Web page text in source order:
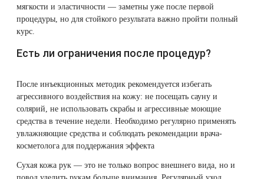
мягкости и эластичности — заметны уже после первой
процедуры, но для стойкого результата важно пройти полный
курс.
Есть ли ограничения после процедур?
После инъекционных методик рекомендуется избегать
агрессивного воздействия на кожу: не посещать сауну и
солярий, не использовать скрабы и агрессивные моющие
средства в течение недели. Необходимо регулярно применять
увлажняющие средства и соблюдать рекомендации врача-
косметолога для поддержания эффекта
Сухая кожа рук — это не только вопрос внешнего вида, но и